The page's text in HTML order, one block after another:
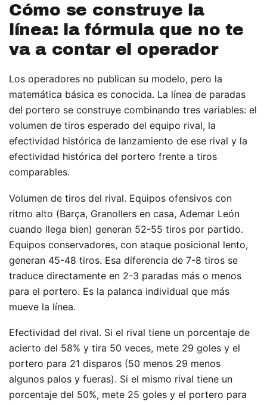
Cómo se construye la
línea: la fórmula que no te
va a contar el operador
Los operadores no publican su modelo, pero la
matemática básica es conocida. La línea de paradas
del portero se construye combinando tres variables: el
volumen de tiros esperado del equipo rival, la
efectividad histórica de lanzamiento de ese rival y la
efectividad histórica del portero frente a tiros
comparables.
Volumen de tiros del rival. Equipos ofensivos con
ritmo alto (Barça, Granollers en casa, Ademar León
cuando llega bien) generan 52-55 tiros por partido.
Equipos conservadores, con ataque posicional lento,
generan 45-48 tiros. Esa diferencia de 7-8 tiros se
traduce directamente en 2-3 paradas más o menos
para el portero. Es la palanca individual que más
mueve la línea.
Efectividad del rival. Si el rival tiene un porcentaje de
acierto del 58% y tira 50 veces, mete 29 goles y el
portero para 21 disparos (50 menos 29 menos
algunos palos y fueras). Si el mismo rival tiene un
porcentaje del 50%, mete 25 goles y el portero para